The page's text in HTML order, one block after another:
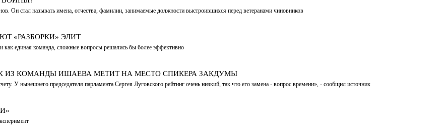
Он стал называть имена, отчества, фамилии, занимаемые должности выстроившихся перед ветеранами чиновников
«РАЗБОРКИ» ЭЛИТ
как единая команда, сложные вопросы решались бы более эффективно
ИЗ КОМАНДЫ ИШАЕВА МЕТИТ НА МЕСТО СПИКЕРА ЗАКДУМЫ
У нынешнего председателя парламента Сергея Луговского рейтинг очень низкий, так что его замена - вопрос времени», - сообщил источник